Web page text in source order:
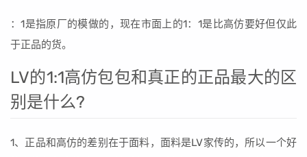
：1是指原厂的模做的，现在市面上的1：1是比高仿要好但仅此
于正品的货。
LV的1:1高仿包包和真正的正品最大的区
别是什么?
1、正品和高仿的差别在于面料，面料是LV家传的，所以一个好